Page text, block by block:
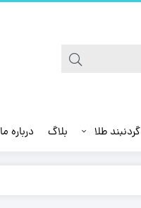
گردنبند طلا بلاگ درباره ما